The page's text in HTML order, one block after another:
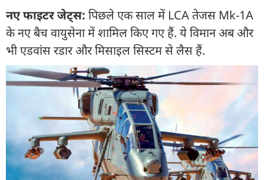
नए फाइटर जेट्स: पिछले एक साल में LCA तेजस Mk-1A
के नए बैच वायुसेना में शामिल किए गए हैं. ये विमान अब और
भी एडवांस रडार और मिसाइल सिस्टम से लैस हैं.